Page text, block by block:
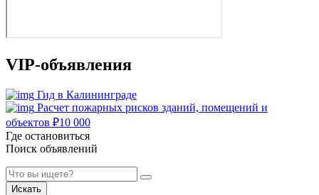
VIP-объявления
Гид в Калининграде
Расчет пожарных рисков зданий, помещений и
объектов ₽10 000
Где остановиться
Поиск объявлений
Искать